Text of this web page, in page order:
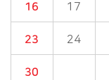
16 17
23 24
30